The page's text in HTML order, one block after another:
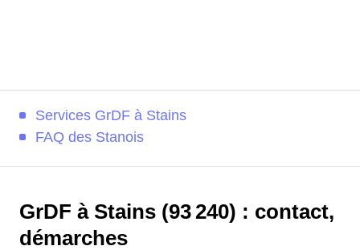
Services GrDF à Stains
FAQ des Stanois
GrDF à Stains (93 240) : contact,
démarches